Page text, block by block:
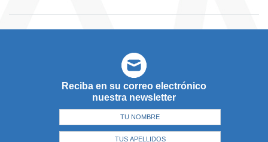
Reciba en su correo electrónico
nuestra newsletter